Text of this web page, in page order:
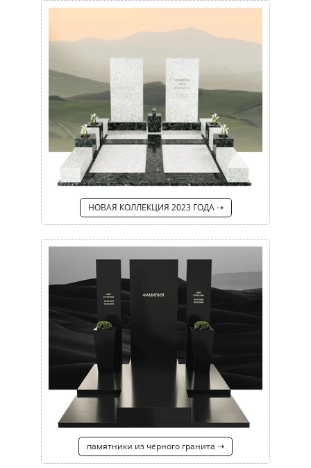
НОВАЯ КОЛЛЕКЦИЯ 2023 ГОДА ⇢
памятники из чёрного гранита ⇢